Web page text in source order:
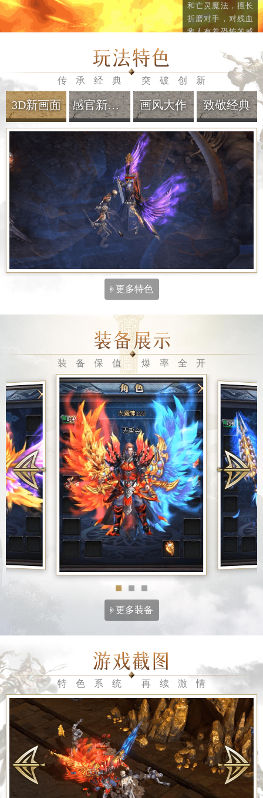
战士
法师 术士
登峰造极。
【豪侠】可以在团
战士分支中唯一一
个群体伤害技能比
较多的职业。
和亡灵魔法，擅长
折磨对手，对残血
敌人有着恐怖的威
传承经典 突破创新
3D新画面 感官新体验 画风大作 致敬经典
更多特色
装备保值 爆率全开
更多装备
特色系统 再续激情